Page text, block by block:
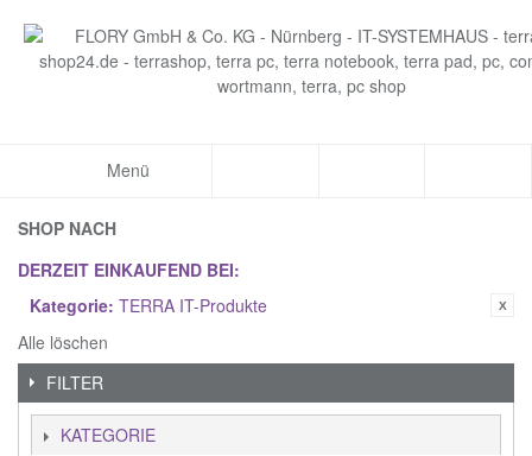
Menü
SHOP NACH
DERZEIT EINKAUFEND BEI:
Kategorie: TERRA IT-Produkte
Alle löschen
FILTER
KATEGORIE